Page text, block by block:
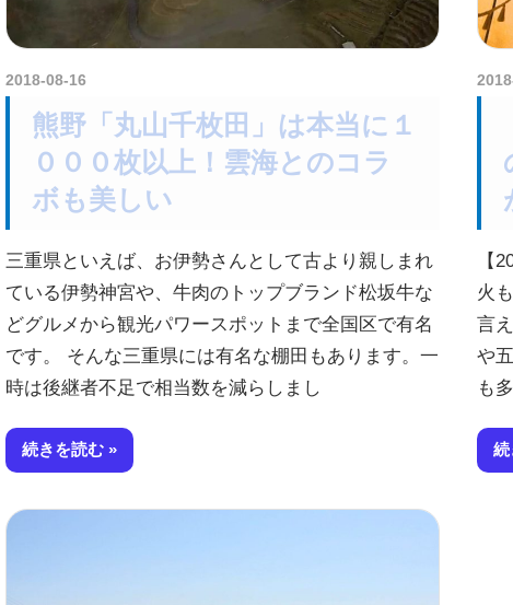
2018-08-16
熊野「丸山千枚田」は本当に１
０００枚以上！雲海とのコラ
ボも美しい
三重県といえば、お伊勢さんとして古より親しまれ
ている伊勢神宮や、牛肉のトップブランド松坂牛な
どグルメから観光パワースポットまで全国区で有名
です。 そんな三重県には有名な棚田もあります。一
時は後継者不足で相当数を減らしまし
続きを読む
【
火
言
や
も
続